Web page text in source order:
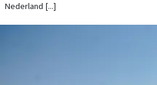
Nederland [...]